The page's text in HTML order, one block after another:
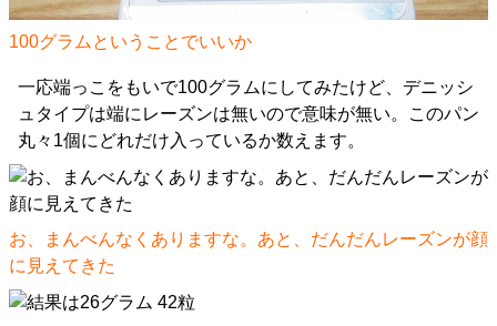
100グラムということでいいか
一応端っこをもいで100グラムにしてみたけど、デニッシ
ュタイプは端にレーズンは無いので意味が無い。このパン
丸々1個にどれだけ入っているか数えます。
お、まんべんなくありますな。あと、だんだんレーズンが顔
に見えてきた